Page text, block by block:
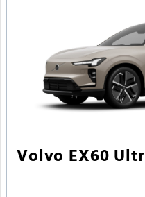
Volvo EX60